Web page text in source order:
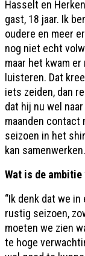
Hasselt en
gast, 18 jaar. Ik
oudere en meer
nog niet echt
maar het kwam
luisteren. Dat
iets zeiden, dan
dat hij nu wel
maanden contact
seizoen in het
kan
Wat is de
“Ik denk dat we
rustig seizoen,
moeten we zien
te hoge